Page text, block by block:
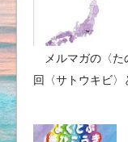
メルマガの〈た
回〈サトウキビ〉